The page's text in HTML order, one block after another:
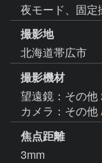
夜モード、固定
撮影地
北海道帯広市
撮影機材
望遠鏡：その他
カメラ：その他
焦点距離
3mm